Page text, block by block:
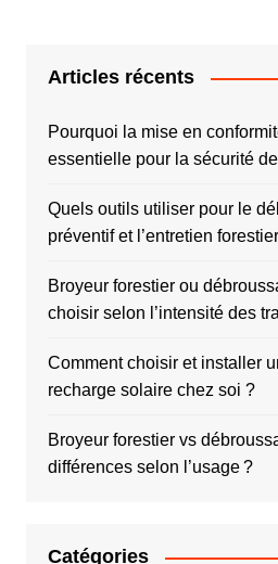
Articles récents
Pourquoi la mise en
essentielle pour la sécurité
Quels outils utiliser pour le
préventif et l’entretien
Broyeur forestier ou
choisir selon l’intensité des
Comment choisir et installer
recharge solaire chez soi ?
Broyeur forestier vs
différences selon l’usage ?
Catégories